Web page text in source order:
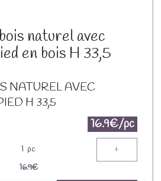
naturel avec
en bois H 33,5
NATUREL AVEC
H 33,5
16.9€/pc
1 pc +
16.9€